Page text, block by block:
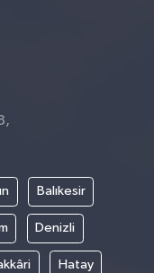
Balıkesir
Denizli
Hatay